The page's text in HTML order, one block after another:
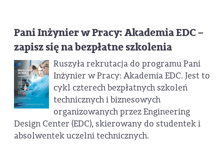
Pani Inżynier w Pracy: Akademia EDC –
zapisz się na bezpłatne szkolenia
Ruszyła rekrutacja do programu Pani
Inżynier w Pracy: Akademia EDC. Jest to
cykl czterech bezpłatnych szkoleń
technicznych i biznesowych
organizowanych przez Engineering
Design Center (EDC), skierowany do studentek i
absolwentek uczelni technicznych.